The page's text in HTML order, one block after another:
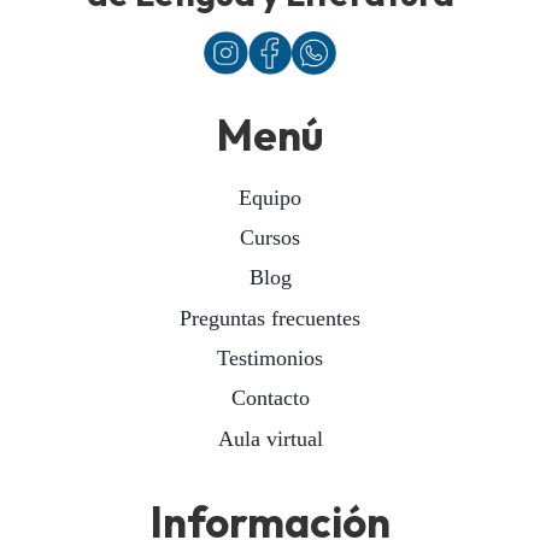
Menú
Equipo
Cursos
Blog
Preguntas frecuentes
Testimonios
Contacto
Aula virtual
Información